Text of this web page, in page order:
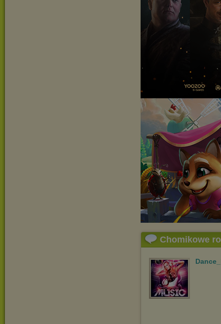
Chomikowe